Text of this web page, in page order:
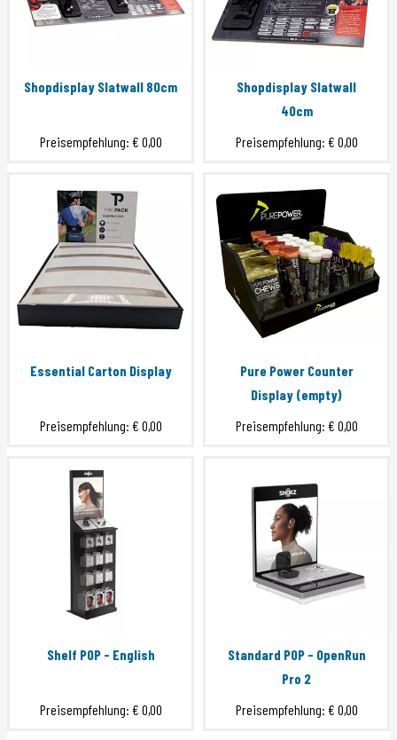
Shopdisplay Slatwall 80cm
Preisempfehlung: € 0,00
Shopdisplay Slatwall
40cm
Preisempfehlung: € 0,00
Essential Carton Display
Preisempfehlung: € 0,00
Pure Power Counter
Display (empty)
Preisempfehlung: € 0,00
Shelf POP - English
Preisempfehlung: € 0,00
Standard POP - OpenRun
Pro 2
Preisempfehlung: € 0,00